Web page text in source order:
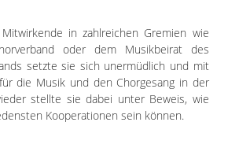
in zahlreichen Gremien wie
oder dem Musikbeirat des
setzte sie sich unermüdlich und mit
die Musik und den Chorgesang in der
stellte sie dabei unter Beweis, wie
Kooperationen sein können.